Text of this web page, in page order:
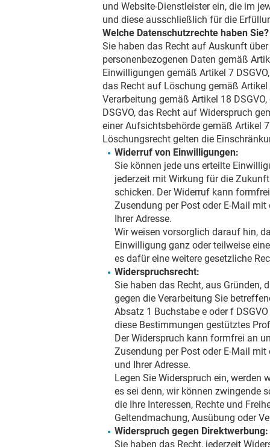
und Website-Dienstleister ein, die im
und diese ausschließlich für die
Welche Datenschutzrechte haben Sie?
Sie haben das Recht auf Auskunft
personenbezogenen Daten gemäß
Einwilligungen gemäß Artikel 7
das Recht auf Löschung gemäß
Verarbeitung gemäß Artikel 18
DSGVO, das Recht auf Widerspruch
einer Aufsichtsbehörde gemäß Artikel
Löschungsrecht gelten die
Widerruf von Einwilligungen:
Sie können jede uns erteilte
jederzeit mit Wirkung für die
schicken. Der Widerruf kann
Zusendung per Post oder E-Mail
Ihrer Adresse.
Wir weisen vorsorglich darauf hin,
Einwilligung ganz oder teilweise
es dafür eine weitere gesetzliche
Widerspruchsrecht:
Sie haben das Recht, aus Gründen,
gegen die Verarbeitung Sie
Absatz 1 Buchstabe e oder f
diese Bestimmungen gestütztes
Der Widerspruch kann formfrei an
Zusendung per Post oder E-Mail mit
und Ihrer Adresse.
Legen Sie Widerspruch ein, werden
es sei denn, wir können zwingende
die Ihre Interessen, Rechte und
Geltendmachung, Ausübung oder
Widerspruch gegen Direktwerbung:
Sie haben das Recht, jederzeit